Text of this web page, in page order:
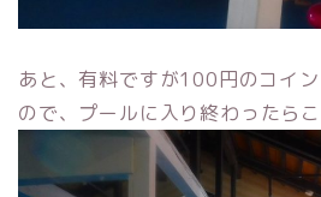
あと、有料ですが100円のコイ
ので、プールに入り終わったらこ